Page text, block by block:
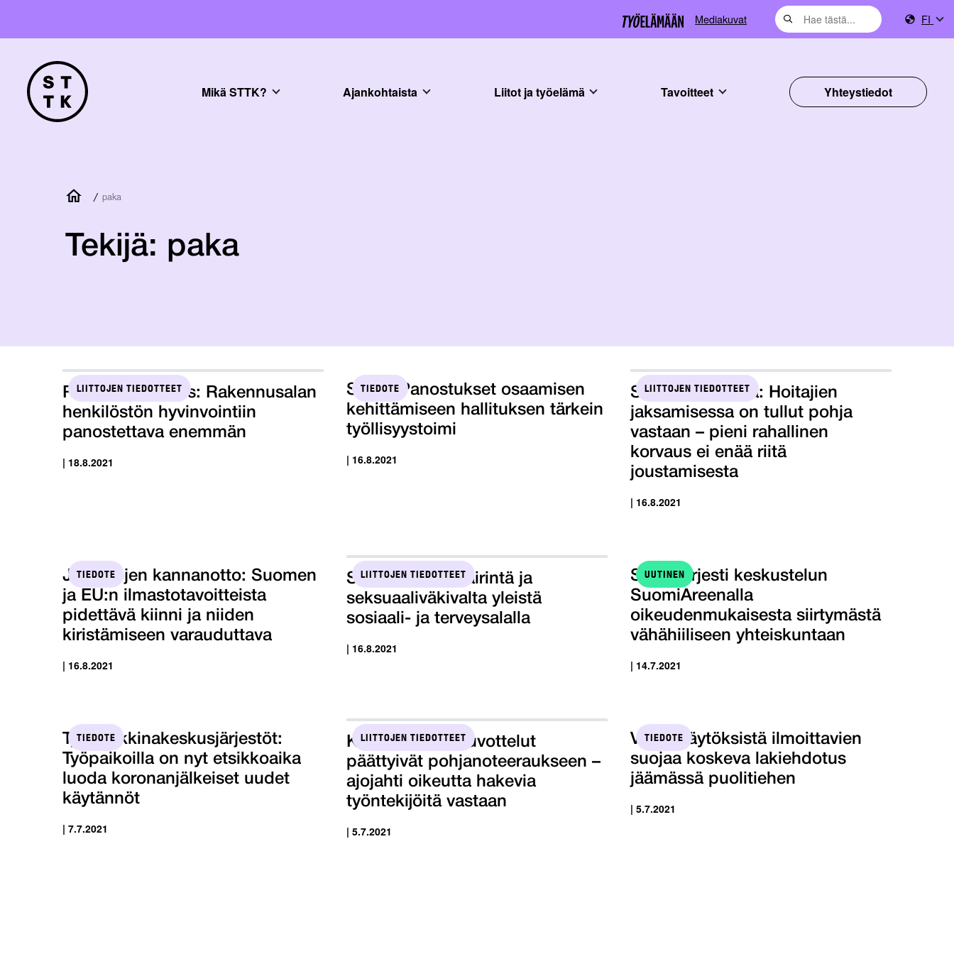
Mediakuvat FI
Mikä STTK? Ajankohtaista Liitot ja työelämä Tavoitteet Yhteystiedot
/ paka
Tekijä: paka
LIITTOJEN TIEDOTTEET
RIAn liittohallitus: Rakennusalan
henkilöstön hyvinvointiin
panostettava enemmän
| 18.8.2021
TIEDOTE
STTK: Panostukset osaamisen
kehittämiseen hallituksen tärkein
työllisyystoimi
| 16.8.2021
LIITTOJEN TIEDOTTEET
SuPerin Paavola: Hoitajien
jaksamisessa on tullut pohja
vastaan – pieni rahallinen
korvaus ei enää riitä
joustamisesta
| 16.8.2021
TIEDOTE
Järjestöjen kannanotto: Suomen
ja EU:n ilmastotavoitteista
pidettävä kiinni ja niiden
kiristämiseen varauduttava
| 16.8.2021
LIITTOJEN TIEDOTTEET
Seksuaalinen häirintä ja
seksuaaliväkivalta yleistä
sosiaali- ja terveysalalla
| 16.8.2021
UUTINEN
STTK järjesti keskustelun
SuomiAreenalla
oikeudenmukaisesta siirtymästä
vähähiiliseen yhteiskuntaan
| 14.7.2021
TIEDOTE
Työmarkkinakeskusjärjestöt:
Työpaikoilla on nyt etsikkoaika
luoda koronanjälkeiset uudet
käytännöt
| 7.7.2021
LIITTOJEN TIEDOTTEET
Kotidatan yt-neuvottelut
päättyivät pohjanoteeraukseen –
ajojahti oikeutta hakevia
työntekijöitä vastaan
| 5.7.2021
TIEDOTE
Väärinkäytöksistä ilmoittavien
suojaa koskeva lakiehdotus
jäämässä puolitiehen
| 5.7.2021